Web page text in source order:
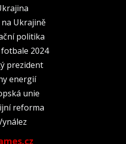
na Ukrajině
politika
fotbale 2024
prezident
energií
unie
reforma